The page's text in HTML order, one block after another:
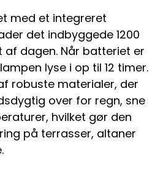
med et integreret
det indbyggede 1200
af dagen. Når batteriet er
lyse i op til 12 timer.
robuste materialer, der
over for regn, sne
hvilket gør den
på terrasser, altaner